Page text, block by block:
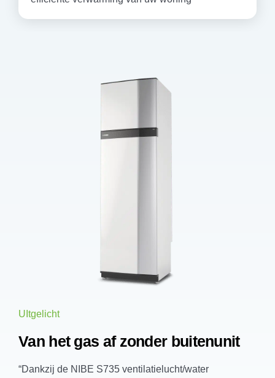
UItgelicht
Van het gas af zonder buitenunit
“Dankzij de NIBE S735 ventilatielucht/water